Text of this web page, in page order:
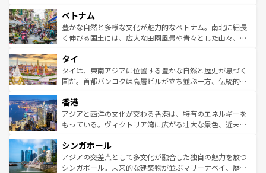
参照してほしい。
容にもいいと評判のスイーツなど、バラエティ豊かな料理
が味わえる。 なお、新着の台湾情報は コンテンツ一覧を参
照してほしい。
き、地方に足を延ばせば四季折々の自然美を楽しむことが
できる。そして、キムチや焼肉、絶品のストリートフード
まで、さまざまな韓国料理が待っている。夜には、韓国な
リティに包まれながら、韓国の多彩な魅力を心ゆくまで味
わってみてほしい。 なお、新着の韓国情報はコンテンツ一
覧を参照してほしい。
ベトナム
豊かな自然と多様な文化が魅力的なベトナム。南北に細長
く伸びる国土には、広大な田園風景や青々とした山々、世
急速な発展と共に伝統が息づく。ハノイの古い町並みやホ
ーチミン市のフランス統治時代の建物も、独特の雰囲気を
醸し出している。また、バラエティの豊かさとおいしさで
とつ。フォーやバインミー、ベトナムコーヒーなどは、ぜ
ひ現地で味わいたい。どの地域を訪れてもあたたかい人々
が旅行者を迎えてくれるので、きっと忘れられない旅にな
参照してほしい。
タイ
タイは、東南アジアに位置する豊かな自然と歴史が息づく
国だ。首都バンコクは高層ビルが立ち並ぶ一方、伝統的な
の活気が交差している。北部ではチェンマイなどの山岳地
帯で自然と触れ合い、南部ではプーケットやクラビの美し
いビーチでリゾート気分を楽しむことができる。タイ料理
激する。気候は一年中温暖で、どの季節にも異なる楽しみ
が待っている。親しみやすいタイの人々、仏教を中心とし
た文化、そして多様な観光資源が、訪れる旅人を魅了し続
香港
アジアと西洋の文化が交わる香港は、特有のエネルギーを
もっている。ヴィクトリア湾に広がる壮大な景色、近未来
み、どこを訪れても感動するはず。観光スポットが密集し
ており、効率よく見どころを回れるのも魅力。息をのむよ
うな絶景から文化的な体験まで、香港を存分に楽しみ尽く
シンガポール
アジアの交差点として多文化が融合した独自の魅力を放つ
シンガポール。未来的な建築物が並ぶマリーナベイ、歴史